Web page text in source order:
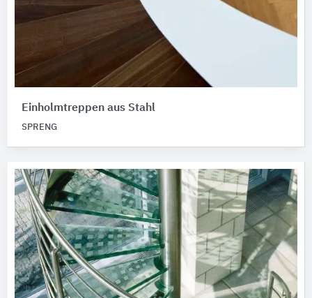
Einholmtreppen aus Stahl
SPRENG